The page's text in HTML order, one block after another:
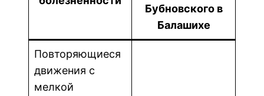
Бубновского в
Балашихе
Повторяющиеся
движения с
мелкой